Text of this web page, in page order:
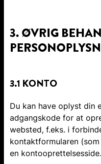
3. ØVRIG
3.1 KONTO
Du kan have oplyst din
adgangskode for at
websted, f.eks. i
kontaktformularen
en kontooprettelsesside.